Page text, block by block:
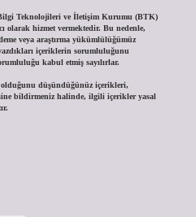
Bilgi Teknolojileri ve İletişim Kurumu (BTK)
olarak hizmet vermektedir. Bu nedenle,
veya araştırma yükümlülüğümüz
içeriklerin sorumluluğunu
kabul etmiş sayılırlar.
olduğunu düşündüğünüz içerikleri,
bildirmeniz halinde, ilgili içerikler yasal